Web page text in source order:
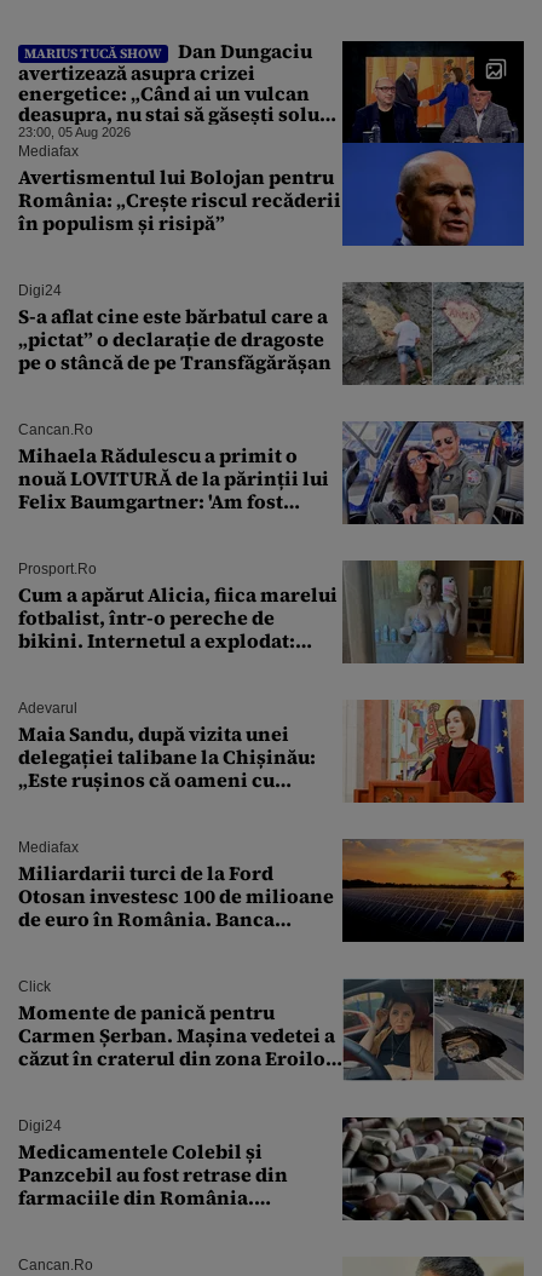
MARIUS TUCĂ SHOW
Dan Dungaciu
avertizează asupra crizei
energetice: „Când ai un vulcan
deasupra, nu stai să găsești soluții
cu leucoplast”
23:00, 05 Aug 2026
Mediafax
Avertismentul lui Bolojan pentru
România: „Crește riscul recăderii
în populism și risipă”
Digi24
S-a aflat cine este bărbatul care a
„pictat” o declarație de dragoste
pe o stâncă de pe Transfăgărășan
Cancan.ro
Mihaela Rădulescu a primit o
nouă LOVITURĂ de la părinții lui
Felix Baumgartner: 'Am fost
Prosport.ro
Cum a apărut Alicia, fiica marelui
fotbalist, într-o pereche de
bikini. Internetul a explodat:
Adevarul
Maia Sandu, după vizita unei
delegației talibane la Chișinău:
„Este rușinos că oameni cu
Mediafax
Miliardarii turci de la Ford
Otosan investesc 100 de milioane
de euro în România. Banca
Click
Momente de panică pentru
Carmen Șerban. Mașina vedetei a
căzut în craterul din zona Eroilor:
Digi24
Medicamentele Colebil și
Panzcebil au fost retrase din
farmaciile din România.
Cancan.ro